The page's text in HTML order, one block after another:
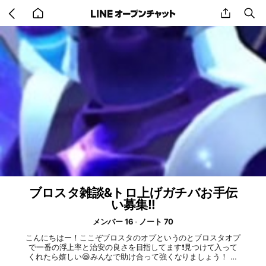
back
to
home
share
ブロスタ雑談&トロ上げガチバお手伝
い募集!!
メンバー 16
ノート 70
こんにちはー！ここぞブロスタのオプというのとブロスタオプ
で一番の浮上率と治安の良さを目指してます❗見つけて入って
くれたら嬉しい😆みんなで助け合って強くなりましょう！ 目